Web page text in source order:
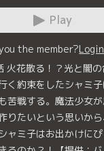
Play
the member?Login
火花散る！？光と闇
く約束をしたシャミ
苦戦する。魔法少女
りたいという思いか
ャミ子はお出かけに